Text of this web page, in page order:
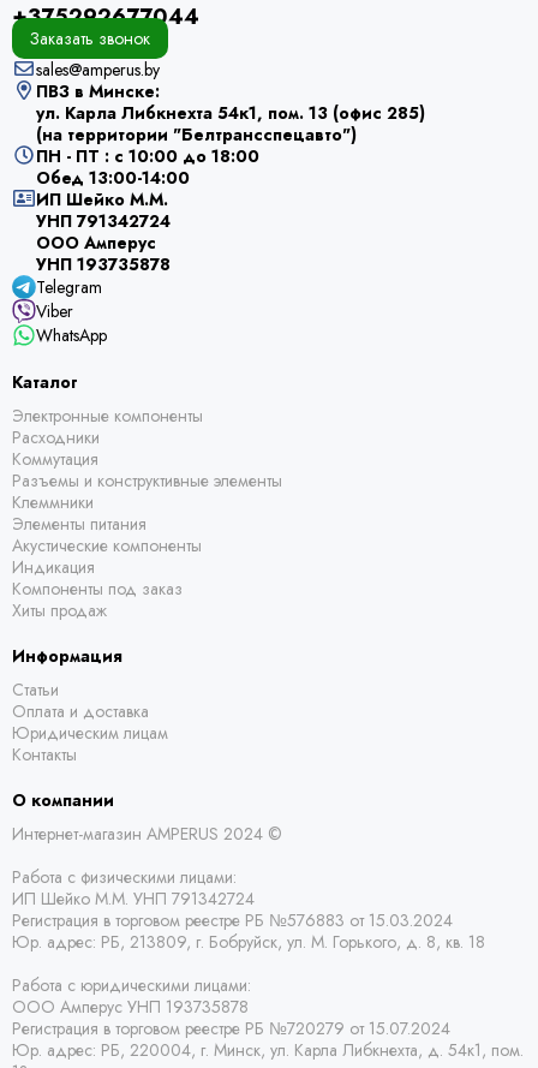
+375292677044
Заказать звонок
sales@amperus.by
ПВЗ в Минске:
ул. Карла Либкнехта 54к1, пом. 13 (офис 285)
(на территории "Белтрансспецавто")
ПН - ПТ : с 10:00 до 18:00
Обед 13:00-14:00
ИП Шейко М.М.
УНП 791342724
ООО Амперус
УНП 193735878
Telegram
Viber
WhatsApp
Каталог
Электронные компоненты
Расходники
Коммутация
Разъемы и конструктивные элементы
Клеммники
Элементы питания
Акустические компоненты
Индикация
Компоненты под заказ
Хиты продаж
Информация
Статьи
Оплата и доставка
Юридическим лицам
Контакты
О компании
Интернет-магазин AMPERUS 2024 ©
Работа с физическими лицами:
ИП Шейко М.М. УНП 791342724
Регистрация в торговом реестре РБ №576883 от 15.03.2024
Юр. адрес: РБ, 213809, г. Бобруйск, ул. М. Горького, д. 8, кв. 18
Работа с юридическими лицами:
ООО Амперус УНП 193735878
Регистрация в торговом реестре РБ №720279 от 15.07.2024
Юр. адрес: РБ, 220004, г. Минск, ул. Карла Либкнехта, д. 54к1, пом.